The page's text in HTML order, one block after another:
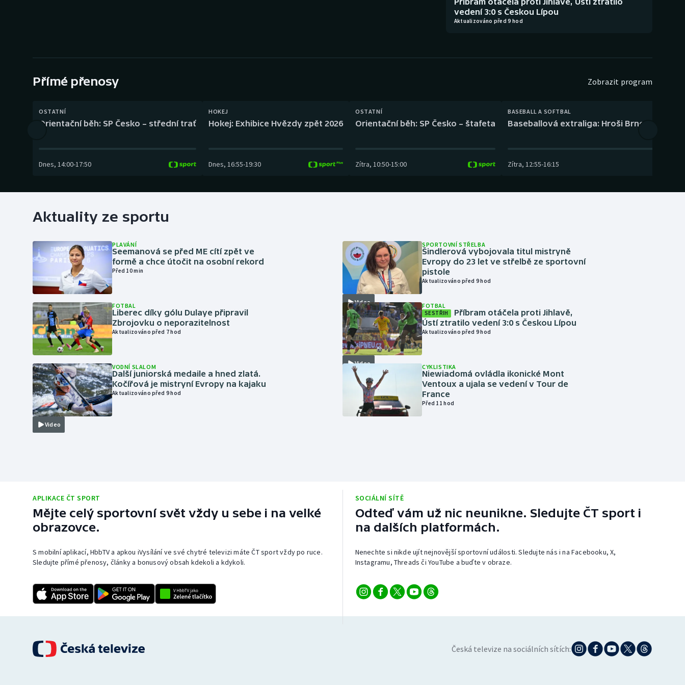
Gymnastika Plážový volejbal
vedení 3:0 s Českou Lípou
Aktualizováno před 9 hod
Přímé přenosy Zobrazit program
OSTATNÍ
Orientační běh: SP Česko – střední trať
Dnes, 14:00-17:50
HOKEJ
Hokej: Exhibice Hvězdy zpět 2026
Dnes, 16:55-19:30
OSTATNÍ
Orientační běh: SP Česko – štafeta
Zítra, 10:50-15:00
BASEBALL A SOFTBAL
Baseballová extraliga: Hroši Brno – Eagles
Zítra, 12:55-16:15
Aktuality ze sportu
PLAVÁNÍ
Seemanová se před ME cítí zpět ve
formě a chce útočit na osobní rekord
Před 10 min
FOTBAL
Liberec díky gólu Dulaye připravil
Zbrojovku o neporazitelnost
Aktualizováno před 7 hod
Video
VODNÍ SLALOM
Další juniorská medaile a hned zlatá.
Kočířová je mistryní Evropy na kajaku
Aktualizováno před 9 hod
Video
SPORTOVNÍ STŘELBA
Šindlerová vybojovala titul mistryně
Evropy do 23 let ve střelbě ze sportovní
pistole
Aktualizováno před 9 hod
Video
FOTBAL
SESTŘIH
Příbram otáčela proti Jihlavě,
Ústí ztratilo vedení 3:0 s Českou Lípou
Aktualizováno před 9 hod
CYKLISTIKA
Niewiadomá ovládla ikonické Mont
Ventoux a ujala se vedení v Tour de
France
Před 11 hod
APLIKACE ČT SPORT
Mějte celý sportovní svět vždy u sebe i na velké
obrazovce.
S mobilní aplikací, HbbTV a apkou iVysílání ve své chytré televizi máte ČT sport vždy po ruce.
Sledujte přímé přenosy, články a bonusový obsah kdekoli a kdykoli.
SOCIÁLNÍ SÍTĚ
Odteď vám už nic neunikne. Sledujte ČT sport i
na dalších platformách.
Nenechte si nikde ujít nejnovější sportovní události. Sledujte nás i na Facebooku, X,
Instagramu, Threads či YouTube a buďte v obraze.
Česká televize na sociálních sítích: